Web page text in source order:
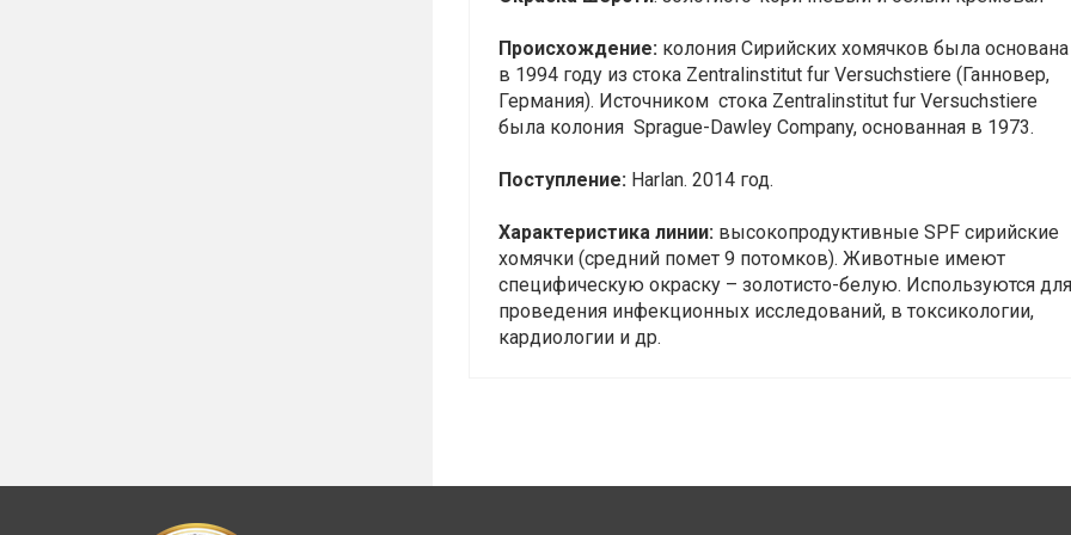
Происхождение: колония Сирийских хомячков была основана
в 1994 году из стока Zentralinstitut fur Versuchstiere (Ганновер,
Германия). Источником стока Zentralinstitut fur Versuchstiere
была колония Sprague-Dawley Company, основанная в 1973.
Поступление: Harlan. 2014 год.
Характеристика линии: высокопродуктивные SPF сирийские
хомячки (средний помет 9 потомков). Животные имеют
специфическую окраску – золотисто-белую. Используются для
проведения инфекционных исследований, в токсикологии,
кардиологии и др.